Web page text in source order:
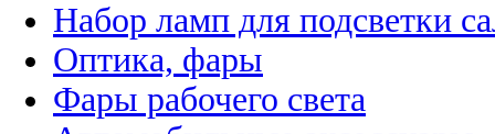
Набор ламп для подсветки
Оптика, фары
Фары рабочего света